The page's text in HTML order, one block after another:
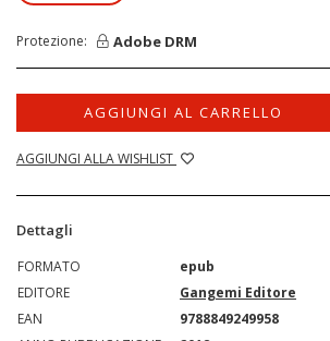
Protezione: Adobe DRM
AGGIUNGI AL CARRELLO
AGGIUNGI ALLA WISHLIST
Dettagli
FORMATO
epub
EDITORE
Gangemi Editore
EAN
9788849249958